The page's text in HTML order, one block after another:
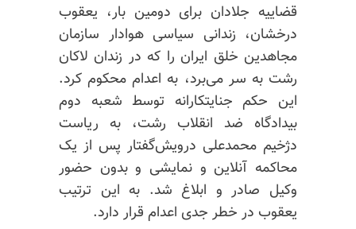
قضاییه جلادان برای دومین بار، یعقوب
درخشان، زندانی سیاسی هوادار سازمان
مجاهدین خلق ایران را که در زندان لاکان
رشت به سر می‌برد، به اعدام محکوم کرد.
این حکم جنایتکارانه توسط شعبه دوم
بیدادگاه ضد انقلاب رشت، به ریاست
دژخیم محمدعلی درویش‌گفتار پس از یک
محاکمه آنلاین و نمایشی و بدون حضور
وکیل صادر و ابلاغ شد. به این ترتیب
یعقوب در خطر جدی اعدام قرار دارد.